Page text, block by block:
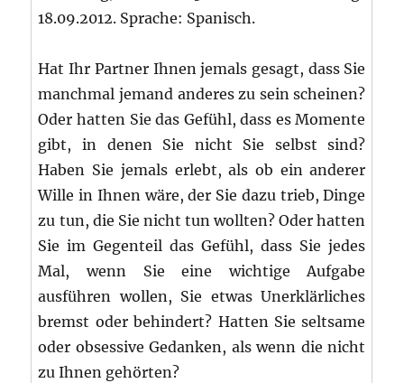
18.09.2012. Sprache: Spanisch.
Hat Ihr Partner Ihnen jemals gesagt, dass Sie
manchmal jemand anderes zu sein scheinen?
Oder hatten Sie das Gefühl, dass es Momente
gibt, in denen Sie nicht Sie selbst sind?
Haben Sie jemals erlebt, als ob ein anderer
Wille in Ihnen wäre, der Sie dazu trieb, Dinge
zu tun, die Sie nicht tun wollten? Oder hatten
Sie im Gegenteil das Gefühl, dass Sie jedes
Mal, wenn Sie eine wichtige Aufgabe
ausführen wollen, Sie etwas Unerklärliches
bremst oder behindert? Hatten Sie seltsame
oder obsessive Gedanken, als wenn die nicht
zu Ihnen gehörten?